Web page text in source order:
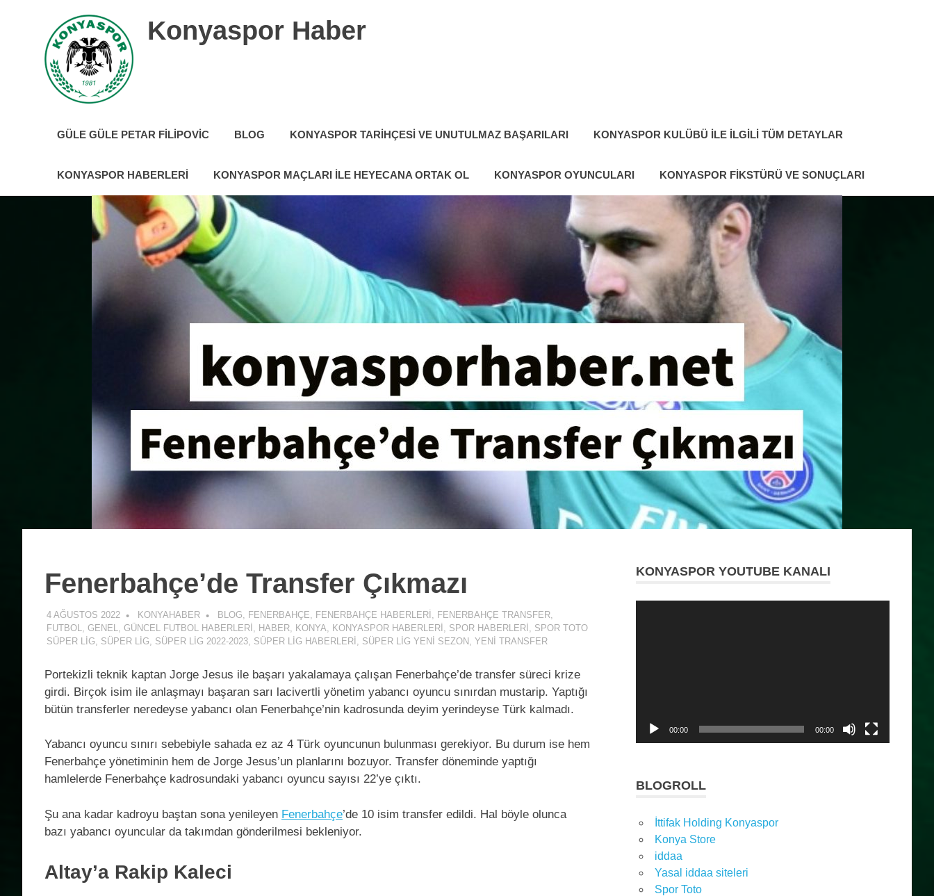
Konyaspor Haber
tümGÜLE GÜLE PETAR FILIPOVIC BLOG KONYASPOR TARIHÇESI VE UNUTULMAZ BAŞARILARI KONYASPOR KULÜBÜ ILE İLGILI TÜM DETAYLAR
KONYASPOR HABERLERI KONYASPOR MAÇLARI ILE HEYECANA ORTAK OL KONYASPOR OYUNCULARI KONYASPOR FIKSTÜRÜ VE SONUÇLARI
Fenerbahçe’de Transfer Çıkmazı
4 AĞUSTOS 2022 KONYAHABER BLOG, FENERBAHÇE, FENERBAHÇE HABERLERI , FENERBAHÇE TRANSFER,
FUTBOL, GENEL, GÜNCEL FUTBOL HABERLERI , HABER, KONYA, KONYASPOR HABERLERI , SPOR HABERLERI , SPOR TOTO
SÜPER LIG, SÜPER LIG, SÜPER LIG 2022-2023, SÜPER LIG HABERLERI , SÜPER LIG YENI SEZON , YENI TRANSFER
Portekizli teknik kaptan Jorge Jesus ile başarı yakalamaya çalışan Fenerbahçe’de transfer süreci krize
girdi. Birçok isim ile anlaşmayı başaran sarı lacivertli yönetim yabancı oyuncu sınırdan mustarip. Yaptığı
bütün transferler neredeyse yabancı olan Fenerbahçe’nin kadrosunda deyim yerindeyse Türk kalmadı.
Yabancı oyuncu sınırı sebebiyle sahada ez az 4 Türk oyuncunun bulunması gerekiyor. Bu durum ise hem
Fenerbahçe yönetiminin hem de Jorge Jesus’un planlarını bozuyor. Transfer döneminde yaptığı
hamlelerde Fenerbahçe kadrosundaki yabancı oyuncu sayısı 22’ye çıktı.
Şu ana kadar kadroyu baştan sona yenileyen Fenerbahçe’de 10 isim transfer edildi. Hal böyle olunca
bazı yabancı oyuncular da takımdan gönderilmesi bekleniyor.
Altay’a Rakip Kaleci
KONYASPOR YOUTUBE KANALI
00:00 00:00
BLOGROLL
İttifak Holding Konyaspor
Konya Store
iddaa
Yasal iddaa siteleri
Spor Toto